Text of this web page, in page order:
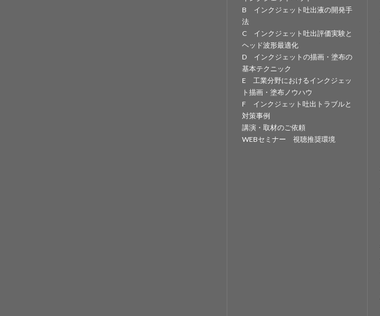
B インクジェット吐出液の開発手
法
C インクジェット吐出評価実験と
ヘッド波形最適化
D インクジェットの描画・塗布の
基本テクニック
E 工業分野におけるインクジェッ
ト描画・塗布ノウハウ
F インクジェット吐出トラブルと
対策事例
講演・取材のご依頼
WEBセミナー 視聴推奨環境